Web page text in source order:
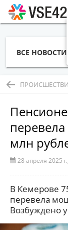
ВСЕ НОВОСТИ
млн
28 апреля 2025
В Кемерове
перевела
Возбуждено